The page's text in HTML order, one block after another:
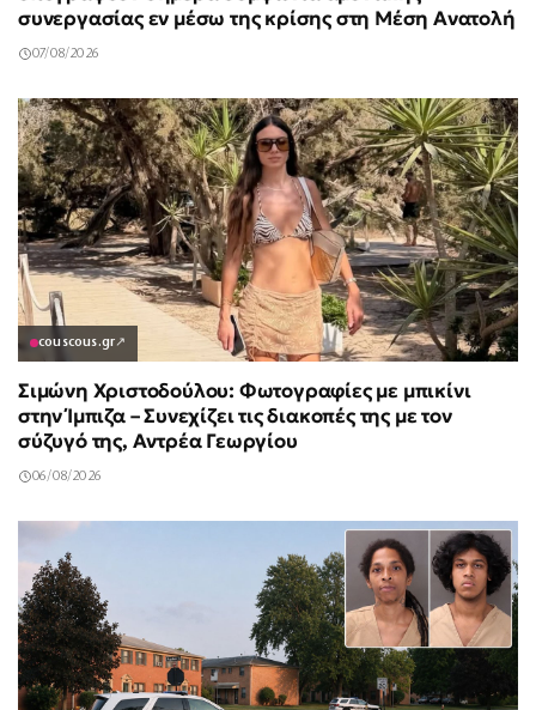
συνεργασίας εν μέσω της κρίσης στη Μέση Ανατολή
07/08/2026
couscous.gr↗
Σιμώνη Χριστοδούλου: Φωτογραφίες με μπικίνι
στην Ίμπιζα – Συνεχίζει τις διακοπές της με τον
σύζυγό της, Αντρέα Γεωργίου
06/08/2026